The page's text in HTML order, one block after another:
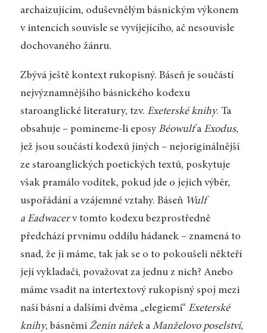
archaizujícím, oduševnělým básnickým výkonem
v intencích souvisle se vyvíjejícího, ač nesouvisle
dochovaného žánru.
Zbývá ještě kontext rukopisný. Báseň je součástí
nejvýznamnějšího básnického kodexu
staroanglické literatury, tzv. Exeterské knihy. Ta
obsahuje – pomineme-li eposyBéowulfa Exodus,
jež jsou součástí kodexů jiných – nejoriginálnější
ze staroanglických poetických textů, poskytuje
však pramálo vodítek, pokud jde o jejich výběr,
uspořádání a vzájemné vztahy. Báseň Wulf
a Eadwacerv tomto kodexu bezprostředně
předchází prvnímu oddílu hádanek – znamená to
snad, že ji máme, tak jak se o to pokoušeli někteří
její vykladači, považovat za jednu z nich? Anebo
máme vsadit na intertextový rukopisný spoj mezi
naší básní a dalšími dvěma „elegiemi“ Exeterské
knihy, básněmi Ženin nářeka Manželovo poselství,